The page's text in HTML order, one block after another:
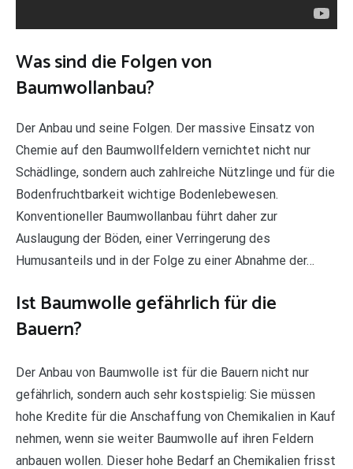
Was sind die Folgen von
Baumwollanbau?
Der Anbau und seine Folgen. Der massive Einsatz von
Chemie auf den Baumwollfeldern vernichtet nicht nur
Schädlinge, sondern auch zahlreiche Nützlinge und für die
Bodenfruchtbarkeit wichtige Bodenlebewesen.
Konventioneller Baumwollanbau führt daher zur
Auslaugung der Böden, einer Verringerung des
Humusanteils und in der Folge zu einer Abnahme der…
Ist Baumwolle gefährlich für die
Bauern?
Der Anbau von Baumwolle ist für die Bauern nicht nur
gefährlich, sondern auch sehr kostspielig: Sie müssen
hohe Kredite für die Anschaffung von Chemikalien in Kauf
nehmen, wenn sie weiter Baumwolle auf ihren Feldern
anbauen wollen. Dieser hohe Bedarf an Chemikalien frisst